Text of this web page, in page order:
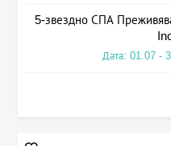
5-звездно СПА
Дата: 01.07 -